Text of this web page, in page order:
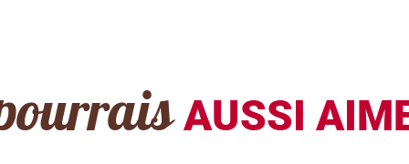
AUSSI